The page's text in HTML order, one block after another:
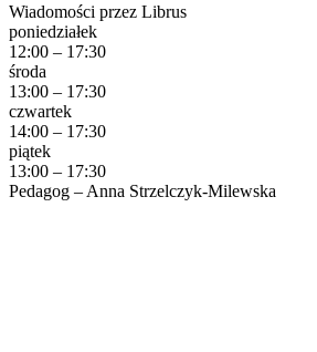
Wiadomości przez Librus
poniedziałek
12:00 – 17:30
środa
13:00 – 17:30
czwartek
14:00 – 17:30
piątek
13:00 – 17:30
Pedagog – Anna Strzelczyk-Milewska